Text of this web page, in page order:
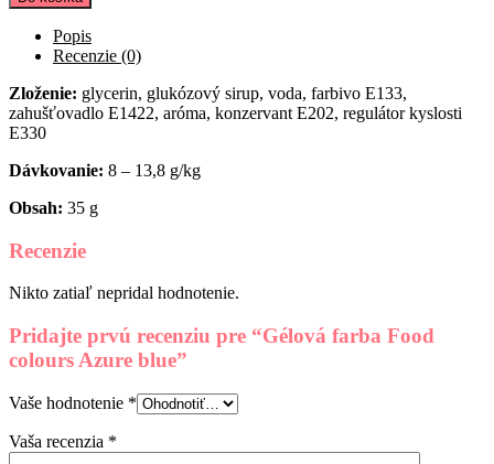
farba
Food
colours
Azure
blue
Popis
Recenzie (0)
Zloženie: glycerin, glukózový sirup, voda, farbivo E133,
zahušťovadlo E1422, aróma, konzervant E202, regulátor kyslosti
E330
Dávkovanie: 8 – 13,8 g/kg
Obsah: 35 g
Recenzie
Nikto zatiaľ nepridal hodnotenie.
Pridajte prvú recenziu pre “Gélová farba Food
colours Azure blue”
Vaše hodnotenie *
Vaša recenzia *